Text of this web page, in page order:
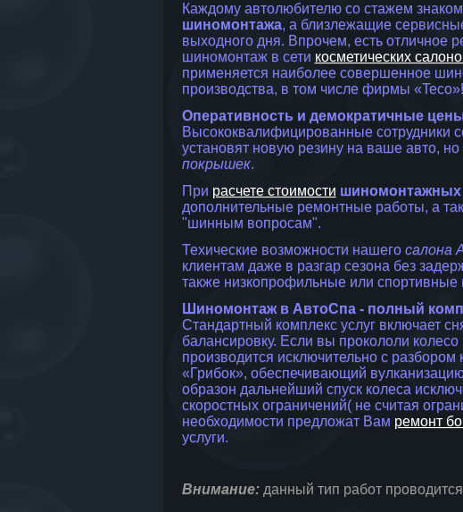
Каждому автолюбителю со стажем
шиномонтажа, а близлежащие
выходного дня. Впрочем, есть отличное
шиномонтаж в сети косметических
применяется наиболее совершенное
производства, в том числе фирмы «Teco»!
Оперативность и демократичные
Высококвалифицированные сотрудники
установят новую резину на ваше авто, но
покрышек.
При расчете стоимости шиномонтажных
дополнительные ремонтные работы, а
"шинным вопросам".
Техические возможности нашего салона
клиентам даже в разгар сезона без
также низкопрофильные или спортивные
Шиномонтаж в АвтоСпа - полный
Стандартный комплекс услуг включает
балансировку. Если вы прокололи
производится исключительно с
«Грибок», обеспечивающий
образон дальнейший спуск колеса
скоростных ограничений( не считая
необходимости предложат Вам ремонт
услуги.
Внимание:данный тип работ